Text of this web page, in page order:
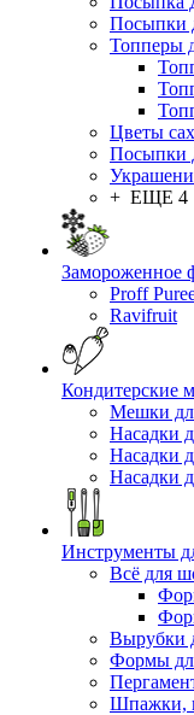
Посыпки
Топперы
Цветы
Посыпки
+ ЕЩЕ 4
Замороженное
Proff
Ravifruit
Кондитерские
Мешки
Насадки
Насадки
Насадки
Инструменты
Всё для
Вырубки
Формы
Шпажки,